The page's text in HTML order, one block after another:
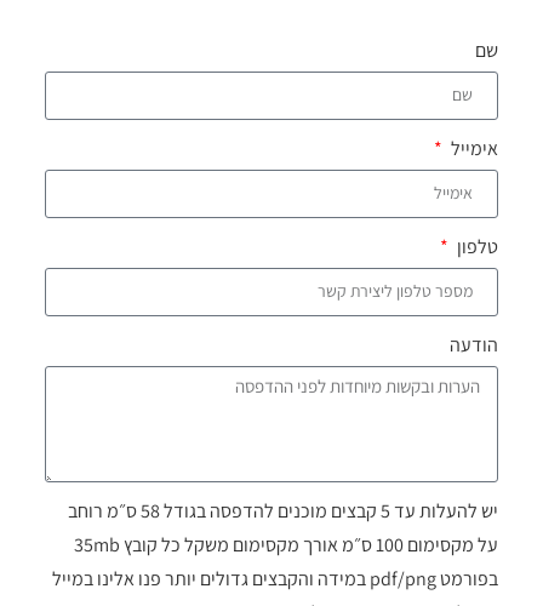
שם
אימייל
טלפון
הודעה
יש להעלות עד 5 קבצים מוכנים להדפסה בגודל 58 ס״מ רוחב
על מקסימום 100 ס״מ אורך מקסימום משקל כל קובץ 35mb
בפורמט pdf/png במידה והקבצים גדולים יותר פנו אלינו במייל